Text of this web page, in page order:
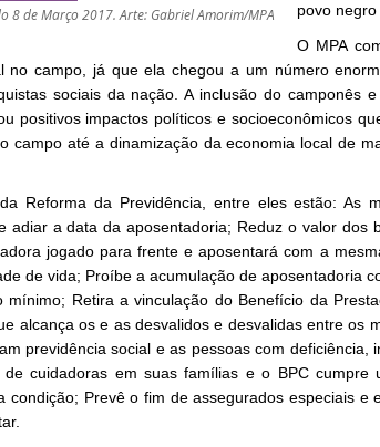
8 de Março 2017. Arte: Gabriel Amorim/MPA
povo negro
O MPA
no campo, já que ela chegou a um número
sociais da nação. A inclusão do camponês
positivos impactos políticos e socioeconômicos
campo até a dinamização da economia local de
Reforma da Previdência, entre eles estão: As
adiar a data da aposentadoria; Reduz o valor dos
jogado para frente e aposentará com a
de vida; Proíbe a acumulação de aposentadoria
mínimo; Retira a vinculação do Benefício da
alcança os e as desvalidos e desvalidas entre os
previdência social e as pessoas com deficiência,
cuidadoras em suas famílias e o BPC cumpre
condição; Prevê o fim de assegurados especiais